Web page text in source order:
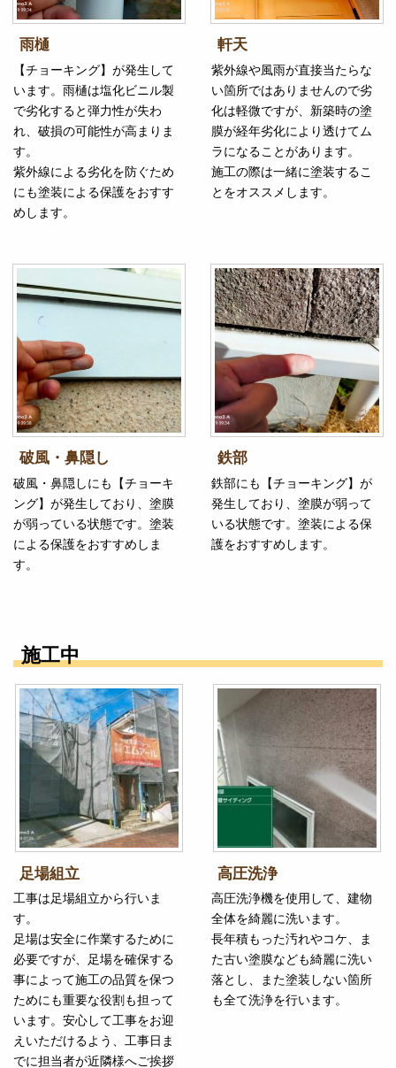
雨樋
【チョーキング】が発生して
います。雨樋は塩化ビニル製
で劣化すると弾力性が失わ
れ、破損の可能性が高まりま
す。
紫外線による劣化を防ぐため
にも塗装による保護をおすす
めします。
軒天
紫外線や風雨が直接当たらな
い箇所ではありませんので劣
化は軽微ですが、新築時の塗
膜が経年劣化により透けてム
ラになることがあります。
施工の際は一緒に塗装するこ
とをオススメします。
破風・鼻隠し
破風・鼻隠しにも【チョーキ
ング】が発生しており、塗膜
が弱っている状態です。塗装
による保護をおすすめしま
す。
鉄部
鉄部にも【チョーキング】が
発生しており、塗膜が弱って
いる状態です。塗装による保
護をおすすめします。
施工中
足場組立
工事は足場組立から行いま
す。
足場は安全に作業するために
必要ですが、足場を確保する
事によって施工の品質を保つ
ためにも重要な役割も担って
います。安心して工事をお迎
えいただけるよう、工事日ま
でに担当者が近隣様へご挨拶
高圧洗浄
高圧洗浄機を使用して、建物
全体を綺麗に洗います。
長年積もった汚れやコケ、ま
た古い塗膜なども綺麗に洗い
落とし、また塗装しない箇所
も全て洗浄を行います。